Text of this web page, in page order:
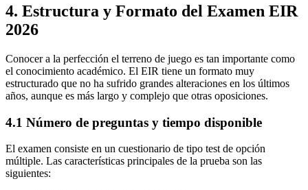
4. Estructura y Formato del Examen EIR
2026
Conocer a la perfección el terreno de juego es tan importante como
el conocimiento académico. El EIR tiene un formato muy
estructurado que no ha sufrido grandes alteraciones en los últimos
años, aunque es más largo y complejo que otras oposiciones.
4.1 Número de preguntas y tiempo disponible
El examen consiste en un cuestionario de tipo test de opción
múltiple. Las características principales de la prueba son las
siguientes: